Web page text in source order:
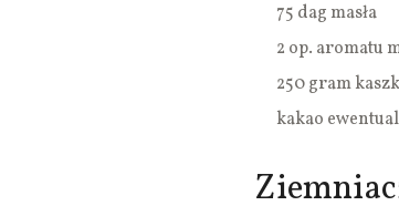
75 dag masła
2 op. aromatu
250 gram
kakao